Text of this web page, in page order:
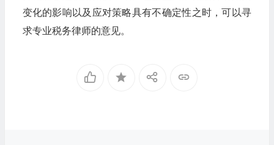
变化的影响以及应对策略具有不确定性之时，可以寻
求专业税务律师的意见。